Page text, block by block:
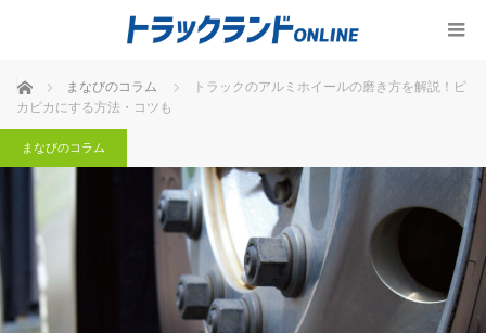
ホーム まなびのコラム
トラックのアルミホイールの磨き方を解説！ピ
カピカにする方法・コツも
まなびのコラム